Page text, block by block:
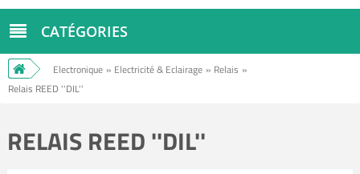
CATÉGORIES
Electronique » Electricité & Eclairage » Relais »
Relais REED ''DIL''
RELAIS REED ''DIL''